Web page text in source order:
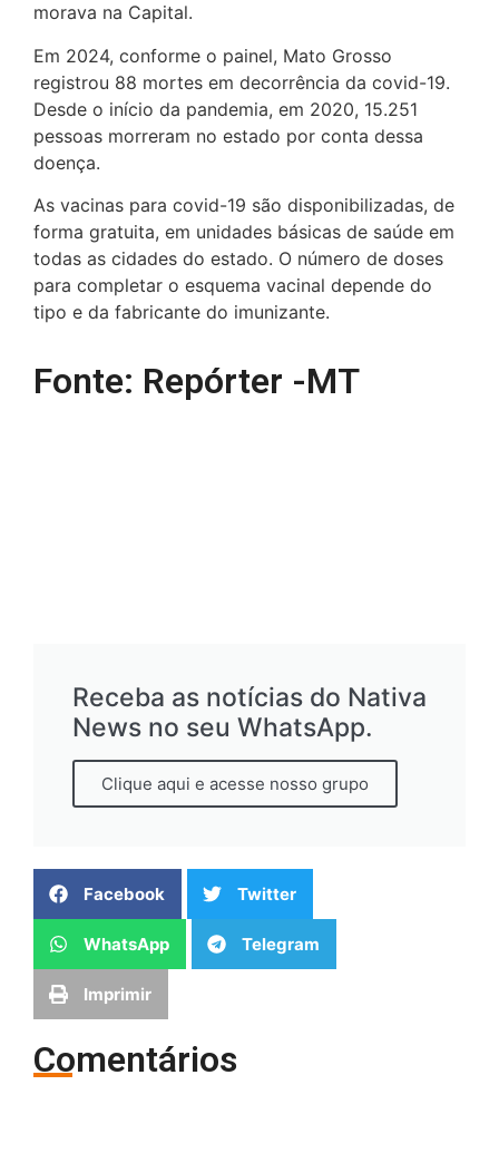
morava na Capital.
Em 2024, conforme o painel, Mato Grosso
registrou 88 mortes em decorrência da covid-19.
Desde o início da pandemia, em 2020, 15.251
pessoas morreram no estado por conta dessa
doença.
As vacinas para covid-19 são disponibilizadas, de
forma gratuita, em unidades básicas de saúde em
todas as cidades do estado. O número de doses
para completar o esquema vacinal depende do
tipo e da fabricante do imunizante.
Fonte: Repórter -MT
Receba as notícias do Nativa
News no seu WhatsApp.
Clique aqui e acesse nosso grupo
Facebook Twitter
WhatsApp Telegram
Imprimir
Comentários